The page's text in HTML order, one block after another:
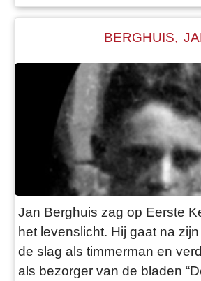
huwden op 24-jarige & 21-
BERGHUIS,
Jan Berghuis zag op Eerste
het levenslicht. Hij gaat na
de slag als timmerman en
als bezorger van de bladen